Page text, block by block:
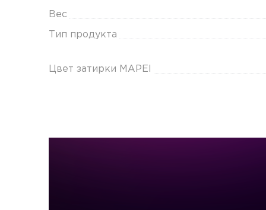
Вес
Тип продукта
Цвет затирки MAPEI